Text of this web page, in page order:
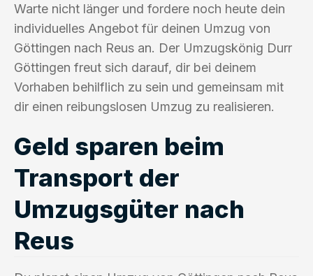
Warte nicht länger und fordere noch heute dein
individuelles Angebot für deinen Umzug von
Göttingen nach Reus an. Der Umzugskönig Durr
Göttingen freut sich darauf, dir bei deinem
Vorhaben behilflich zu sein und gemeinsam mit
dir einen reibungslosen Umzug zu realisieren.
Geld sparen beim
Transport der
Umzugsgüter nach
Reus